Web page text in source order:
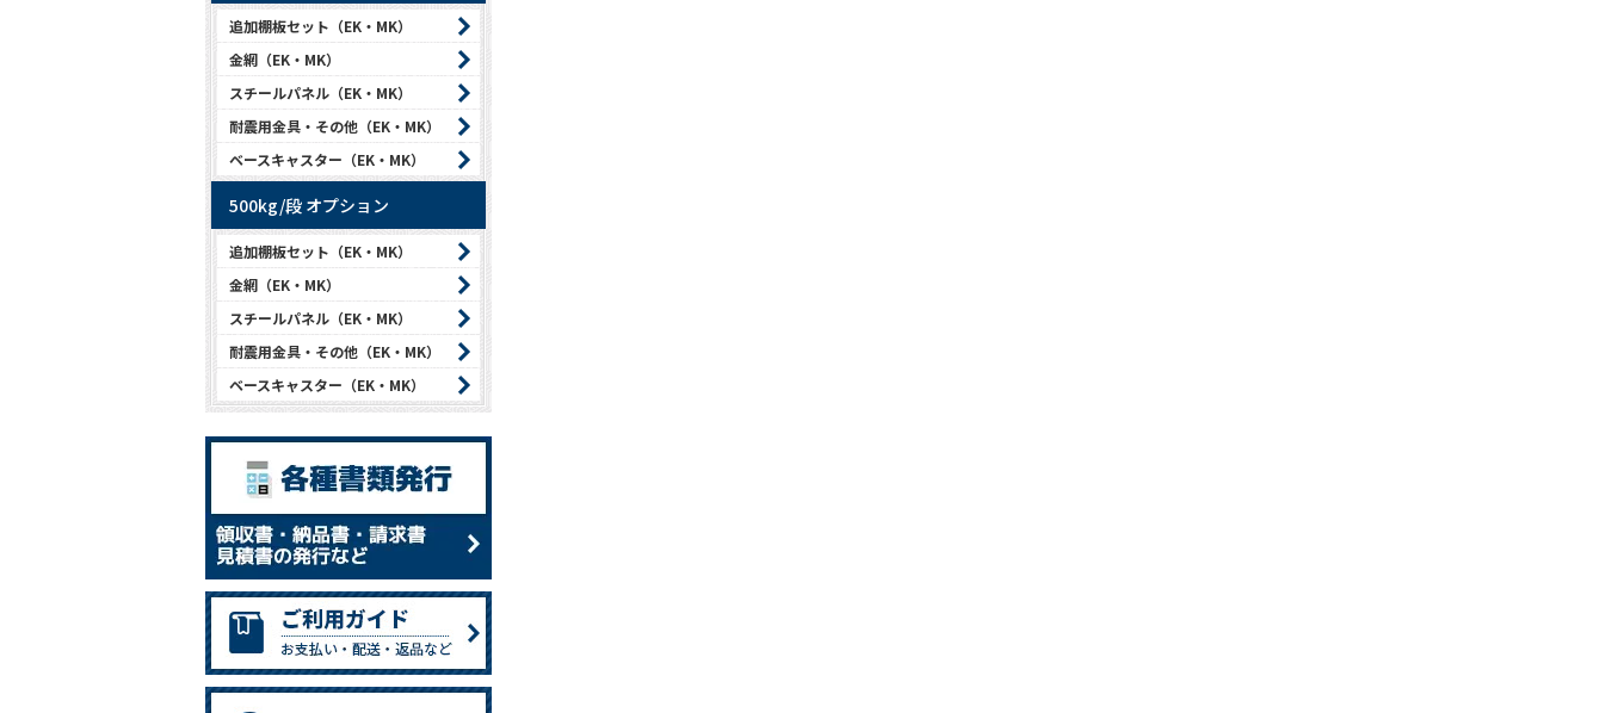
追加棚板セット（EK・MK）
金網（EK・MK）
スチールパネル（EK・MK）
耐震用金具・その他（EK・MK）
ベースキャスター（EK・MK）
500kg/段 オプション
追加棚板セット（EK・MK）
金網（EK・MK）
スチールパネル（EK・MK）
耐震用金具・その他（EK・MK）
ベースキャスター（EK・MK）